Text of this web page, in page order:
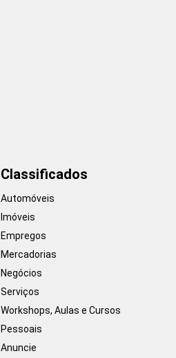
Classificados
Automóveis
Imóveis
Empregos
Mercadorias
Negócios
Serviços
Workshops, Aulas e Cursos
Pessoais
Anuncie